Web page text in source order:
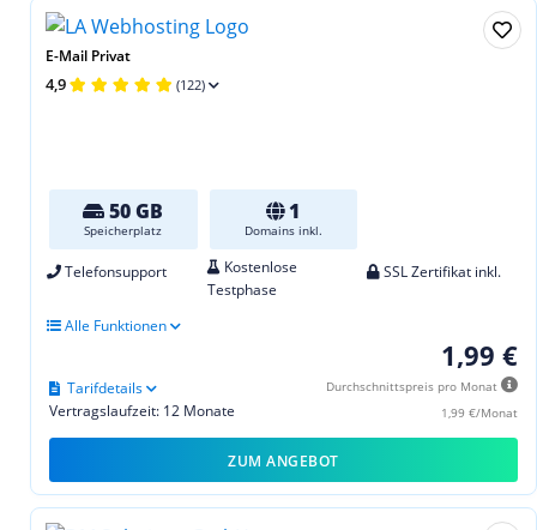
E-Mail Privat
4,9 (122)
50 GB
Speicherplatz
1
Domains inkl.
Telefonsupport
Kostenlose
Testphase
SSL Zertifikat inkl.
Alle Funktionen
1,99 €
Durchschnittspreis pro Monat
1,99 €/Monat
Vertragslaufzeit: 12 Monate
Tarifdetails
ZUM ANGEBOT